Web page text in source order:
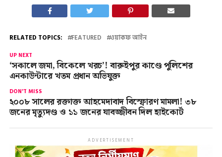
RELATED TOPICS: FEATURED ওয়াকফ আইন
UP NEXT
‘সকালে জমা, বিকেলে খরচ’! বারুইপুর কাণ্ডে পুলিশের
এনকাউন্টারে খতম প্রধান অভিযুক্ত
DON'T MISS
২০০৮ সালের রক্তাক্ত আহমেদাবাদ বিস্ফোরণ মামলা! ৩৮
জনের মৃত্যুদণ্ড ও ১১ জনের যাবজ্জীবন দিল হাইকোর্ট
ADVERTISEMENT